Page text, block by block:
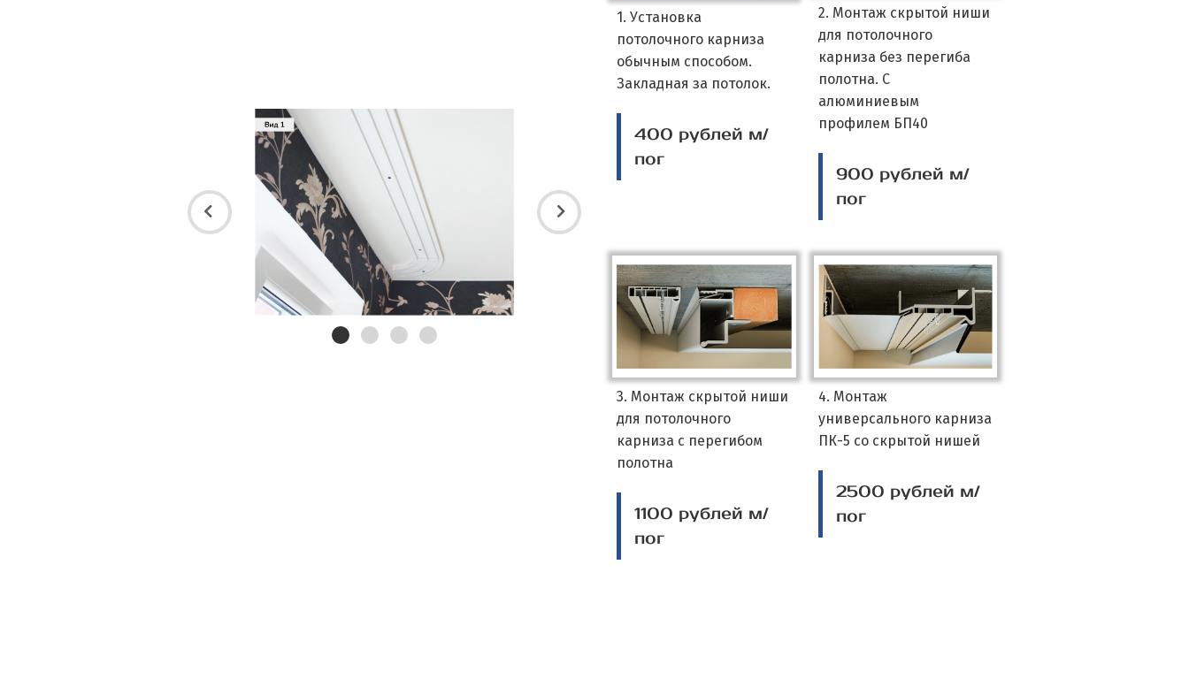
1. Установка
потолочного карниза
обычным способом.
Закладная за потолок.
400 рублей м/
пог
2. Монтаж скрытой ниши
для потолочного
карниза без перегиба
полотна. С
алюминиевым
профилем БП40
900 рублей м/
пог
3. Монтаж скрытой ниши
для потолочного
карниза с перегибом
полотна
1100 рублей м/
пог
4. Монтаж
универсального карниза
ПК-5 со скрытой нишей
2500 рублей м/
пог